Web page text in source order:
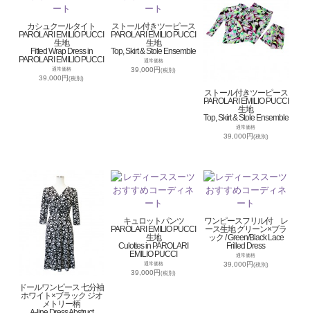
カシュクールタイト
PAROLARI EMILIO PUCCI
生地
Fitted Wrap Dress in
PAROLARI EMILIO PUCCI
通常価格
39,000円(税別)
ストール付きツーピース
PAROLARI EMILIO PUCCI
生地
Top, Skirt & Stole Ensemble
通常価格
39,000円(税別)
ストール付きツーピース
PAROLARI EMILIO PUCCI
生地
Top, Skirt & Stole Ensemble
通常価格
39,000円(税別)
ドールワンピース 七分袖
ホワイト×ブラック ジオ
メトリー柄
キュロットパンツ
PAROLARI EMILIO PUCCI
生地
Culottes in PAROLARI
EMILIO PUCCI
通常価格
39,000円(税別)
ワンピースフリル付 レ
ース生地 グリーン×ブラ
ック / Green/Black Lace
Frilled Dress
通常価格
39,000円(税別)